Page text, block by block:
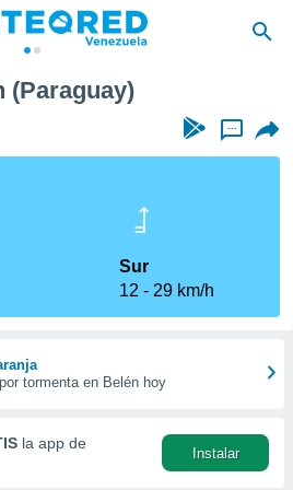
(Paraguay)
...
Sur
12
29 km/h
tormenta en Belén hoy
la app de
Instalar